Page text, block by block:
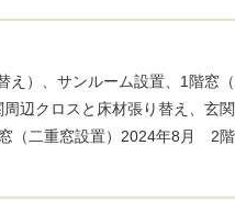
）、サンルーム設置、1階窓
辺クロスと床材張り替え、玄
（二重窓設置）2024年8月 2